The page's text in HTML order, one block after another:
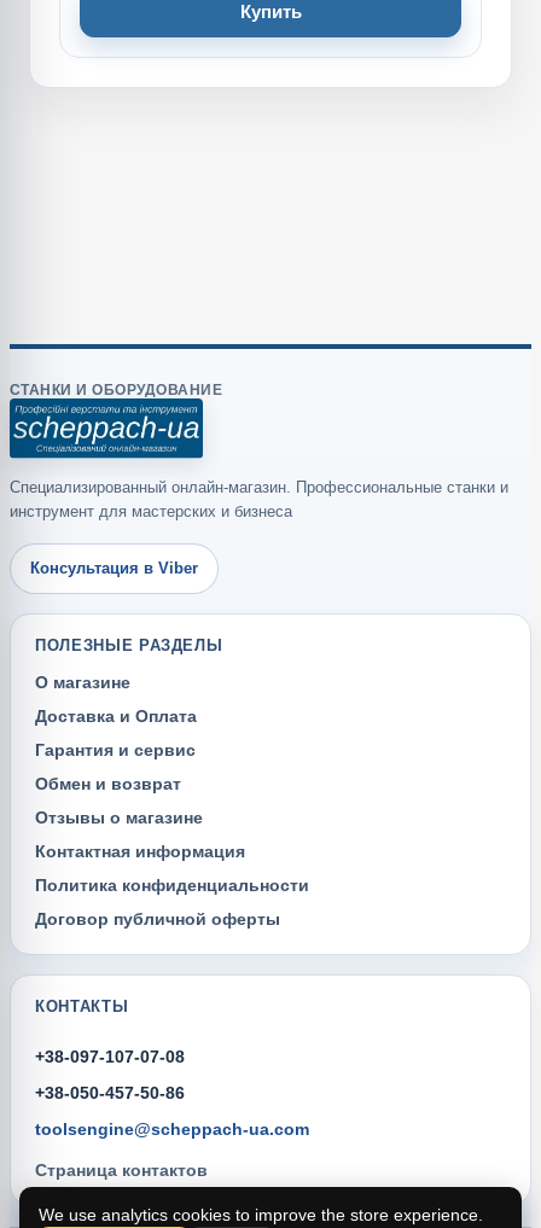
Купить
СТАНКИ И ОБОРУДОВАНИЕ
Специализированный онлайн-магазин. Профессиональные станки и
инструмент для мастерских и бизнеса
Консультация в Viber
ПОЛЕЗНЫЕ РАЗДЕЛЫ
О магазине
Доставка и Оплата
Гарантия и сервис
Обмен и возврат
Отзывы о магазине
Контактная информация
Политика конфиденциальности
Договор публичной оферты
КОНТАКТЫ
+38-097-107-07-08
+38-050-457-50-86
toolsengine@scheppach-ua.com
Страница контактов
We use analytics cookies to improve the store experience.